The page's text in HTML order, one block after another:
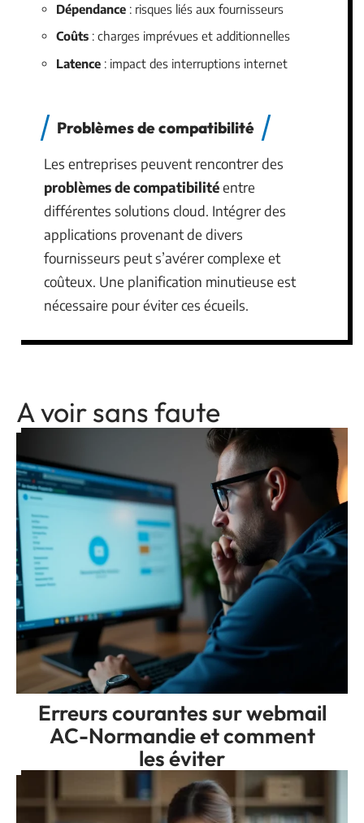
Dépendance : risques liés aux fournisseurs
Coûts : charges imprévues et additionnelles
Latence : impact des interruptions internet
Problèmes de compatibilité
Les entreprises peuvent rencontrer des
problèmes de compatibilitéentre
différentes solutions cloud. Intégrer des
applications provenant de divers
fournisseurs peut s’avérer complexe et
coûteux. Une planification minutieuse est
nécessaire pour éviter ces écueils.
A voir sans faute
Erreurs courantes sur webmail
AC-Normandie et comment
les éviter